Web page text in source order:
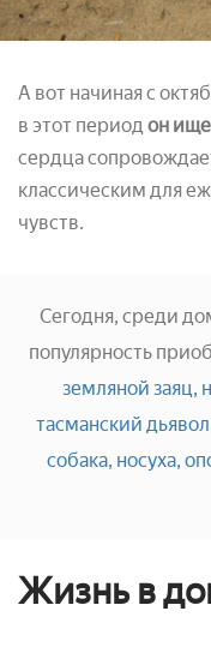
А вот начиная с
в этот период он
сердца
классическим для
чувств.
Сегодня, среди
популярность
земляной заяц,
тасманский
собака, носуха,
Жизнь в